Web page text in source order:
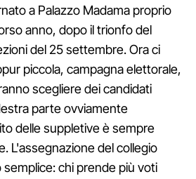
a Palazzo Madama proprio
anno, dopo il trionfo del
del 25 settembre. Ora ci
piccola, campagna elettorale,
scegliere dei candidati
parte ovviamente
delle suppletive è sempre
L'assegnazione del collegio
chi prende più voti